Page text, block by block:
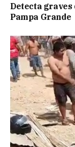
Detecta graves
Pampa Grande